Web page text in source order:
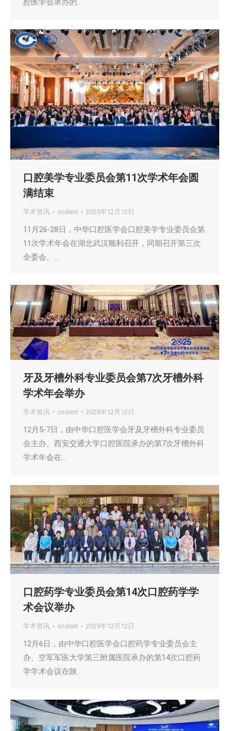
口腔美学专业委员会第11次学术年会圆
满结束
学术资讯 cndent 2025年12月12日
11月26-28日，中华口腔医学会口腔美学专业委员会第
11次学术年会在湖北武汉顺利召开，同期召开第三次
全委会。…
牙及牙槽外科专业委员会第7次牙槽外科
学术年会举办
学术资讯 cndent 2025年12月12日
12月5-7日，由中华口腔医学会牙及牙槽外科专业委员
会主办、西安交通大学口腔医院承办的第7次牙槽外科
学术年会在…
口腔药学专业委员会第14次口腔药学学
术会议举办
学术资讯 cndent 2025年12月12日
12月6日，由中华口腔医学会口腔药学专业委员会主
办、空军军医大学第三附属医院承办的第14次口腔药
学学术会议在陕…